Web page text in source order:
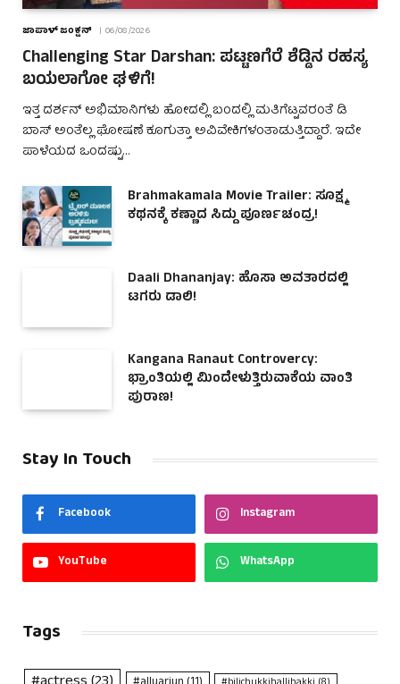
ಜಾಪಾಳ್ ಜಂಕ್ಷನ್ 06/08/2026
Challenging Star Darshan: ಪಟ್ಟಣಗೆರೆ ಶೆಡ್ಡಿನ ರಹಸ್ಯ
ಬಯಲಾಗೋ ಘಳಿಗೆ!
ಇತ್ತ ದರ್ಶನ್ ಅಭಿಮಾನಿಗಳು ಹೋದಲ್ಲಿ ಬಂದಲ್ಲಿ ಮತಿಗೆಟ್ಟವರಂತೆ ಡಿ
ಬಾಸ್ ಅಂತೆಲ್ಲ ಘೋಷಣೆ ಕೂಗುತ್ತಾ ಅವಿವೇಕಿಗಳಂತಾಡುತ್ತಿದ್ದಾರೆ. ಇದೇ
ಪಾಳೆಯದ ಒಂದಷ್ಟು…
Brahmakamala Movie Trailer: ಸೂಕ್ಷ್ಮ
ಕಥನಕ್ಕೆ ಕಣ್ಣಾದ ಸಿದ್ದು ಪೂರ್ಣಚಂದ್ರ!
Daali Dhananjay: ಹೊಸಾ ಅವತಾರದಲ್ಲಿ
ಟಗರು ಡಾಲಿ!
Kangana Ranaut Controvercy:
ಭ್ರಾಂತಿಯಲ್ಲಿ ಮಿಂದೇಳುತ್ತಿರುವಾಕೆಯ ವಾಂತಿ
ಪುರಾಣ!
Stay In Touch
Facebook Instagram
YouTube WhatsApp
Tags